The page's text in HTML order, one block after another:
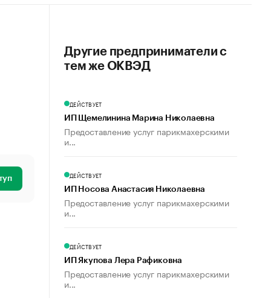
Другие предприниматели с
тем же ОКВЭД
ДЕЙСТВУЕТ
ИП Щемелинина Марина Николаевна
Предоставление услуг парикмахерскими
и...
ДЕЙСТВУЕТ
ИП Носова Анастасия Николаевна
Предоставление услуг парикмахерскими
и...
ДЕЙСТВУЕТ
ИП Якупова Лера Рафиковна
Предоставление услуг парикмахерскими
и...